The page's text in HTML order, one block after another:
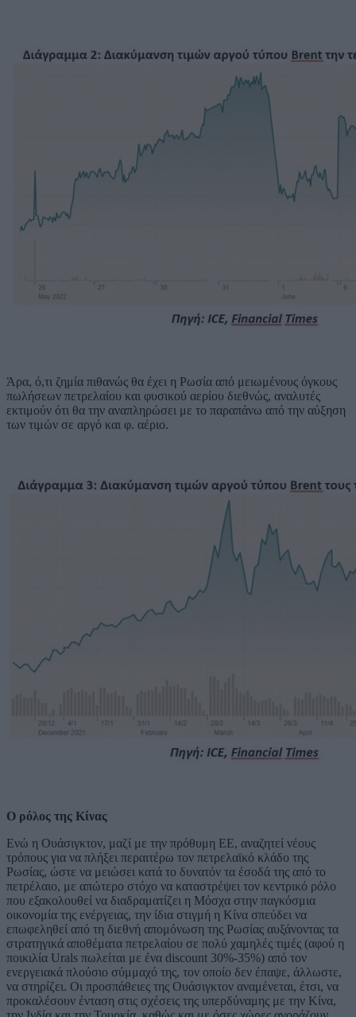
Άρα, ό,τι ζημία πιθανώς θα έχει η Ρωσία από μειωμένους όγκους
πωλήσεων πετρελαίου και φυσικού αερίου διεθνώς, αναλυτές
εκτιμούν ότι θα την αναπληρώσει με το παραπάνω από την αύξηση
των τιμών σε αργό και φ. αέριο.
Ο ρόλος της Κίνας
Ενώ η Ουάσιγκτον, μαζί με την πρόθυμη ΕΕ, αναζητεί νέους
τρόπους για να πλήξει περαιτέρω τον πετρελαϊκό κλάδο της
Ρωσίας, ώστε να μειώσει κατά το δυνατόν τα έσοδά της από το
πετρέλαιο, με απώτερο στόχο να καταστρέψει τον κεντρικό ρόλο
που εξακολουθεί να διαδραματίζει η Μόσχα στην παγκόσμια
οικονομία της ενέργειας, την ίδια στιγμή η Κίνα σπεύδει να
επωφεληθεί από τη διεθνή απομόνωση της Ρωσίας αυξάνοντας τα
στρατηγικά αποθέματα πετρελαίου σε πολύ χαμηλές τιμές (αφού η
ποικιλία Urals πωλείται με ένα discount 30%-35%) από τον
ενεργειακά πλούσιο σύμμαχό της, τον οποίο δεν έπαψε, άλλωστε,
να στηρίζει. Οι προσπάθειες της Ουάσιγκτον αναμένεται, έτσι, να
προκαλέσουν ένταση στις σχέσεις της υπερδύναμης με την Κίνα,